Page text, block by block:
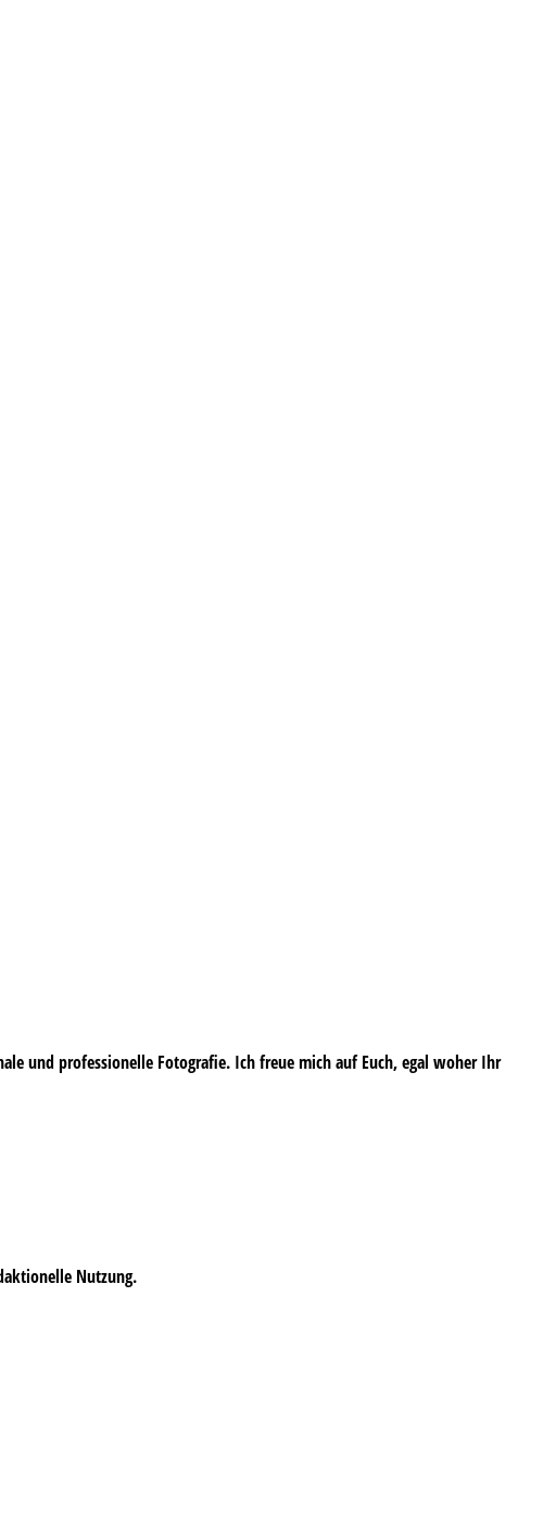
und professionelle Fotografie. Ich freue mich auf Euch, egal woher Ihr
Nutzung.